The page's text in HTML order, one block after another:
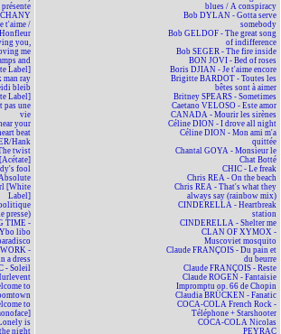
t'aime /
you,
me
and
Label]
man ray
bleib
Label]
pas une
vie
your
beat
Hank
twist
[Acétate]
fool
[White
Label]
presse)
TIME -
Ybo libo
-
a dress
- Soleil
to
to
is
the night
blues / A conspiracy
Bob DYLAN - Gotta serve
somebody
Bob GELDOF - The great song
of indifference
Bob SEGER - The fire inside
BON JOVI - Bed of roses
Boris DJIAN - Je t'aime encore
Brigitte BARDOT - Toutes les
bêtes sont à aimer
Britney SPEARS - Sometimes
Caetano VELOSO - Este amor
CANADA - Mourir les sirènes
Céline DION - I drove all night
Céline DION - Mon ami m'a
quittée
Chantal GOYA - Monsieur le
Chat Botté
CHIC - Le freak
Chris REA - On the beach
Chris REA - That's what they
always say (rainbow mix)
CINDERELLA - Heartbreak
station
CINDERELLA - Shelter me
CLAN OF XYMOX -
Muscoviet mosquito
Claude FRANÇOIS - Du pain et
du beurre
Claude FRANÇOIS - Reste
Claude ROGEN - Fantaisie
Impromptu op. 66 de Chopin
Claudia BRÜCKEN - Fanatic
COCA-COLA French Rock -
Téléphone + Starshooter
COCA-COLA Nicolas
PEYRAC